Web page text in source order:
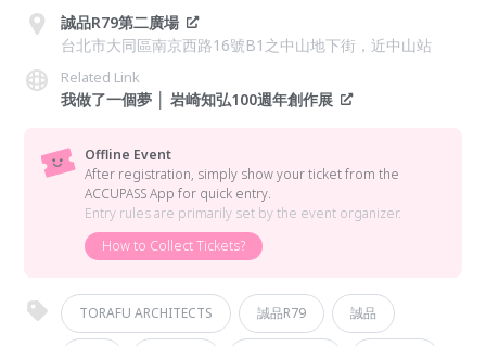
誠品R79第二廣場
台北市大同區南京西路16號B1之中山地下街，近中山站
Related Link
我做了一個夢 │ 岩崎知弘100週年創作展
Offline Event
After registration, simply show your ticket from the
ACCUPASS App for quick entry.
Entry rules are primarily set by the event organizer.
How to Collect Tickets?
TORAFU ARCHITECTS 誠品R79 誠品